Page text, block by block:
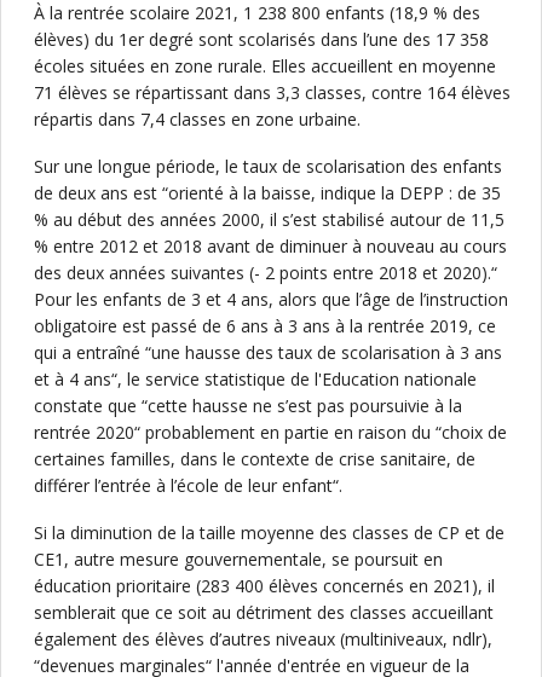
À la rentrée scolaire 2021, 1 238 800 enfants (18,9 % des
élèves) du 1er degré sont scolarisés dans l’une des 17 358
écoles situées en zone rurale. Elles accueillent en moyenne
71 élèves se répartissant dans 3,3 classes, contre 164 élèves
répartis dans 7,4 classes en zone urbaine.
Sur une longue période, le taux de scolarisation des enfants
de deux ans est “orienté à la baisse, indique la DEPP : de 35
% au début des années 2000, il s’est stabilisé autour de 11,5
% entre 2012 et 2018 avant de diminuer à nouveau au cours
des deux années suivantes (- 2 points entre 2018 et 2020).“
Pour les enfants de 3 et 4 ans, alors que l’âge de l’instruction
obligatoire est passé de 6 ans à 3 ans à la rentrée 2019, ce
qui a entraîné “une hausse des taux de scolarisation à 3 ans
et à 4 ans“, le service statistique de l'Education nationale
constate que “cette hausse ne s’est pas poursuivie à la
rentrée 2020“ probablement en partie en raison du “choix de
certaines familles, dans le contexte de crise sanitaire, de
différer l’entrée à l’école de leur enfant“.
Si la diminution de la taille moyenne des classes de CP et de
CE1, autre mesure gouvernementale, se poursuit en
éducation prioritaire (283 400 élèves concernés en 2021), il
semblerait que ce soit au détriment des classes accueillant
également des élèves d’autres niveaux (multiniveaux, ndlr),
“devenues marginales“ l'année d'entrée en vigueur de la